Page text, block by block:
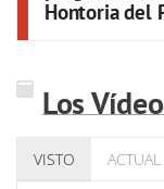
Hontoria del
Los
VISTO ACTUAL